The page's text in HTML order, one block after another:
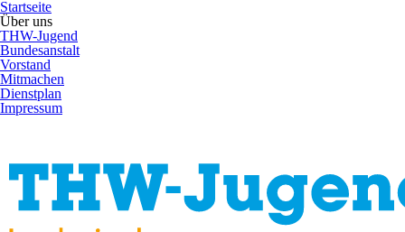
Startseite
Über uns
THW-Jugend
Bundesanstalt
Vorstand
Mitmachen
Dienstplan
Impressum